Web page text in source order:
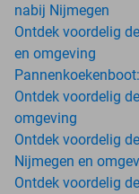
nabij Nijmegen
Ontdek voordelig
en omgeving
Ontdek voordelig
omgeving
Ontdek voordelig
Nijmegen en
Ontdek voordelig